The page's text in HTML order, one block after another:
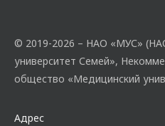
© 2019-2026 – НАО «МУС»
университет Семей»,
общество «Медицинский
Адрес